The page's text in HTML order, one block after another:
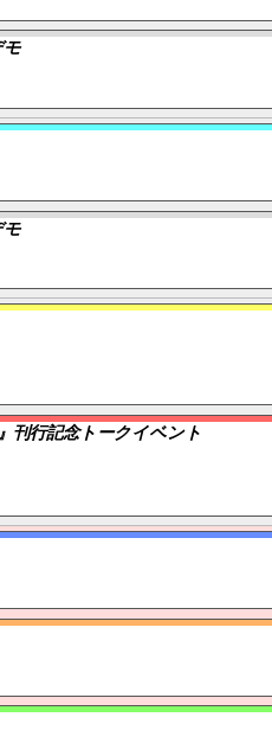
モ
モ
刊行記念トークイベント